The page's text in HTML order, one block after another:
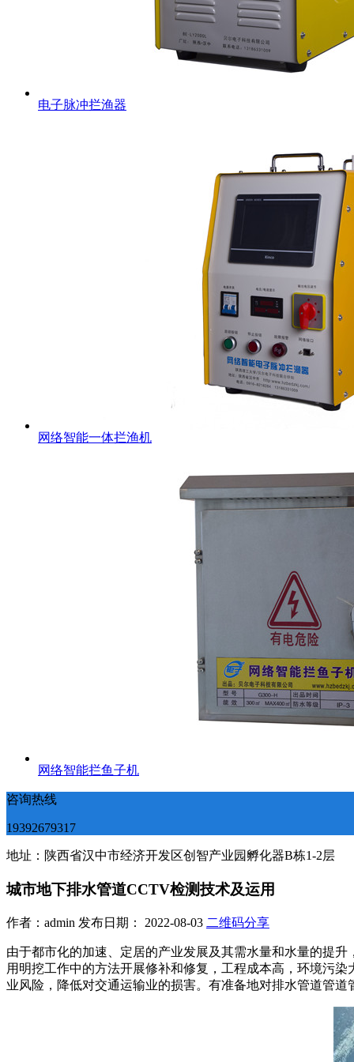
电子脉冲拦渔器
网络智能一体拦渔机
网络智能拦鱼子机
咨询热线
19392679317
地址：陕西省汉中市经济开发区创智产业园孵化器B栋1-2层
城市地下排水管道CCTV检测技术及运用
作者：admin 发布日期： 2022-08-03 二维码分享
由于都市化的加速、定居的产业发展及其需水量和水量的提
用明挖工作中的方法开展修补和修复，工程成本高，环境污
业风险，降低对交通运输业的损害。有准备地对排水管道管